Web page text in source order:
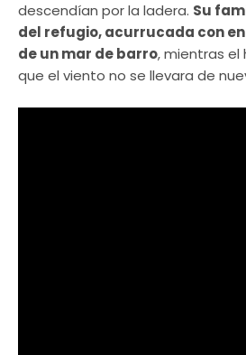
descendían por la ladera. Su
del refugio, acurrucada con
de un mar de barro, mientras
que el viento no se llevara de